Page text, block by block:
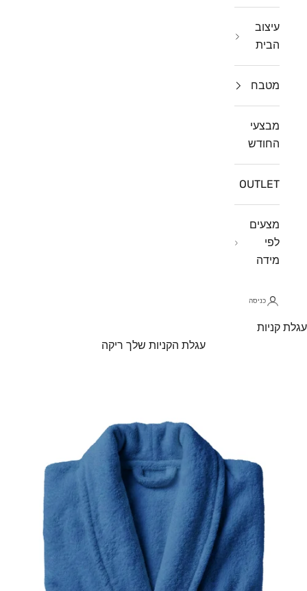
עיצוב
הבית
מטבח
מבצעי
החודש
OUTLET
מצעים
לפי
מידה
כניסה
עגלת קניות
עגלת הקניות שלך ריקה